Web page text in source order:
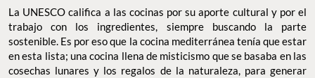
La UNESCO califica a las cocinas por su aporte cultural y por el
trabajo con los ingredientes, siempre buscando la parte
sostenible. Es por eso que la cocina mediterránea tenía que estar
en esta lista; una cocina llena de misticismo que se basaba en las
cosechas lunares y los regalos de la naturaleza, para generar